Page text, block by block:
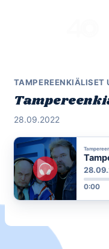
TAMPEREENKIÄLISET
28.09.2022
0:00